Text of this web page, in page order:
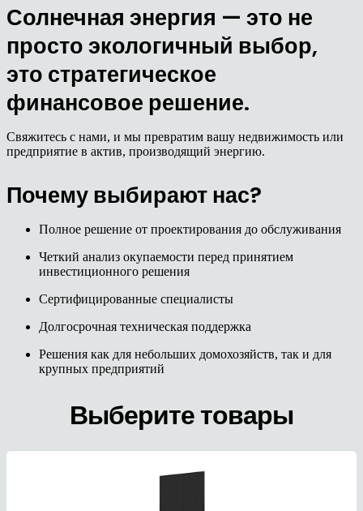
Солнечная энергия — это не
просто экологичный выбор,
это стратегическое
финансовое решение.
Свяжитесь с нами, и мы превратим вашу недвижимость или
предприятие в актив, производящий энергию.
Почему выбирают нас?
Полное решение от проектирования до обслуживания
Четкий анализ окупаемости перед принятием
инвестиционного решения
Сертифицированные специалисты
Долгосрочная техническая поддержка
Решения как для небольших домохозяйств, так и для
крупных предприятий
Выберите товары